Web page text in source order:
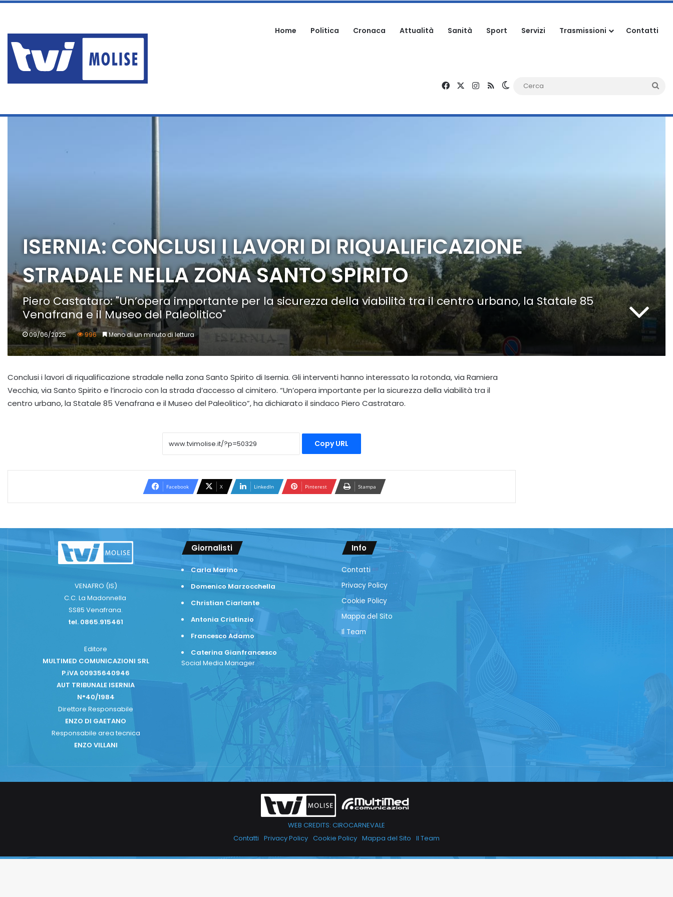
Home Politica Cronaca Attualità Sanità Sport Servizi Trasmissioni Contatti
FacebookInstagram
RSS Cambia aspetto
venerdì, Agosto 7 2026
ISERNIA: CONCLUSI I LAVORI DI RIQUALIFICAZIONE
STRADALE NELLA ZONA SANTO SPIRITO
Piero Castataro: "Un’opera importante per la sicurezza della viabilità tra il centro urbano, la Statale 85
Venafrana e il Museo del Paleolitico"
09/06/2025 996 Meno di un minuto di lettura
Conclusi i lavori di riqualificazione stradale nella zona Santo Spirito di Isernia. Gli interventi hanno interessato la rotonda, via Ramiera
Vecchia, via Santo Spirito e l’incrocio con la strada d’accesso al cimitero. “Un’opera importante per la sicurezza della viabilità tra il
centro urbano, la Statale 85 Venafrana e il Museo del Paleolitico”, ha dichiarato il sindaco Piero Castrataro.
Copy URL
Facebook X LinkedIn Pinterest Stampa
VENAFRO (IS)
C.C. La Madonnella
SS85 Venafrana.
tel. 0865.915461
Editore
MULTIMED COMUNICAZIONI SRL
P.iVA 00935640946
AUT TRIBUNALE ISERNIA
N°40/1984
Direttore Responsabile
ENZO DI GAETANO
Responsabile area tecnica
ENZO VILLANI
Giornalisti
Carla Marino
Domenico Marzocchella
Christian Ciarlante
Antonia Cristinzio
Francesco Adamo
Caterina Gianfrancesco
Social Media Manager
Info
Contatti
Privacy Policy
Cookie Policy
Mappa del Sito
Il Team
WEB CREDITS: CIROCARNEVALE
Contatti Privacy Policy Cookie Policy Mappa del Sito Il Team